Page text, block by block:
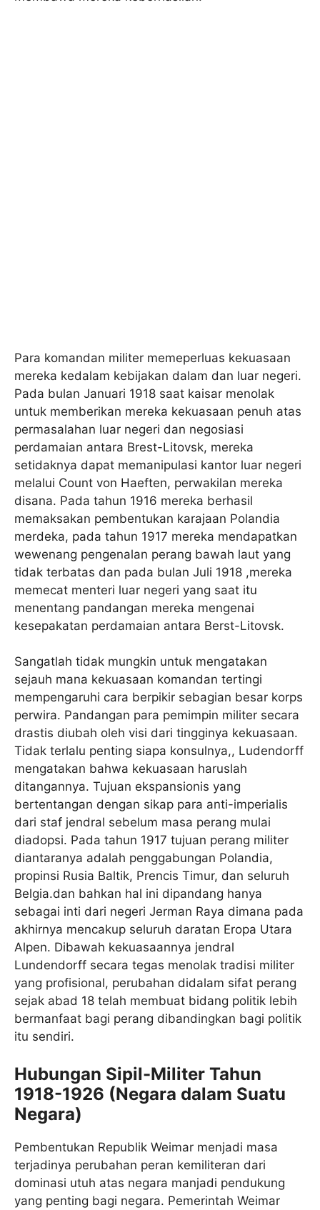
Para komandan militer memeperluas kekuasaan
mereka kedalam kebijakan dalam dan luar negeri.
Pada bulan Januari 1918 saat kaisar menolak
untuk memberikan mereka kekuasaan penuh atas
permasalahan luar negeri dan negosiasi
perdamaian antara Brest-Litovsk, mereka
setidaknya dapat memanipulasi kantor luar negeri
melalui Count von Haeften, perwakilan mereka
disana. Pada tahun 1916 mereka berhasil
memaksakan pembentukan karajaan Polandia
merdeka, pada tahun 1917 mereka mendapatkan
wewenang pengenalan perang bawah laut yang
tidak terbatas dan pada bulan Juli 1918 ,mereka
memecat menteri luar negeri yang saat itu
menentang pandangan mereka mengenai
kesepakatan perdamaian antara Berst-Litovsk.
Sangatlah tidak mungkin untuk mengatakan
sejauh mana kekuasaan komandan tertingi
mempengaruhi cara berpikir sebagian besar korps
perwira. Pandangan para pemimpin militer secara
drastis diubah oleh visi dari tingginya kekuasaan.
Tidak terlalu penting siapa konsulnya,, Ludendorff
mengatakan bahwa kekuasaan haruslah
ditangannya. Tujuan ekspansionis yang
bertentangan dengan sikap para anti-imperialis
dari staf jendral sebelum masa perang mulai
diadopsi. Pada tahun 1917 tujuan perang militer
diantaranya adalah penggabungan Polandia,
propinsi Rusia Baltik, Prencis Timur, dan seluruh
Belgia.dan bahkan hal ini dipandang hanya
sebagai inti dari negeri Jerman Raya dimana pada
akhirnya mencakup seluruh daratan Eropa Utara
Alpen. Dibawah kekuasaannya jendral
Lundendorff secara tegas menolak tradisi militer
yang profisional, perubahan didalam sifat perang
sejak abad 18 telah membuat bidang politik lebih
bermanfaat bagi perang dibandingkan bagi politik
itu sendiri.
Hubungan Sipil-Militer Tahun
1918-1926 (Negara dalam Suatu
Negara)
Pembentukan Republik Weimar menjadi masa
terjadinya perubahan peran kemiliteran dari
dominasi utuh atas negara manjadi pendukung
yang penting bagi negara. Pemerintah Weimar